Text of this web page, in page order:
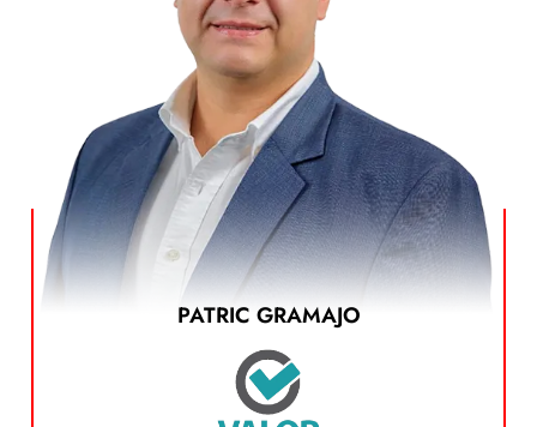
PATRIC GRAMAJO
Puedes ver el plan de gobierno de este candidato
dando clic en el siguiente botón:
Ver el Plan de Gobierno